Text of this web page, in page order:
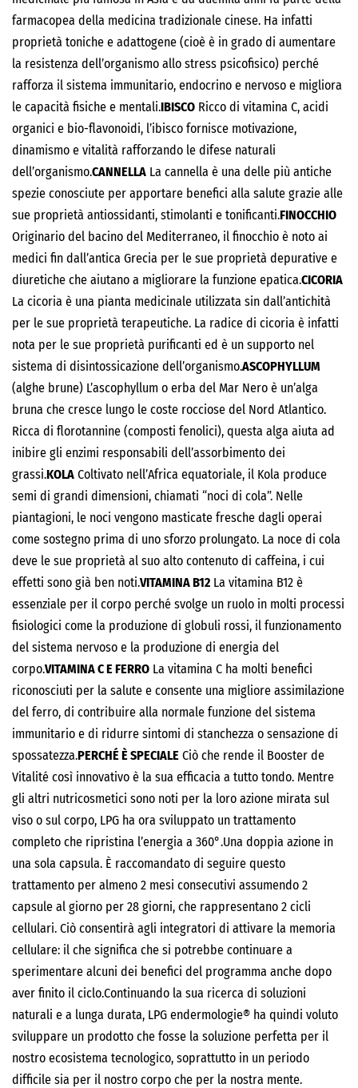
farmacopea della medicina tradizionale cinese. Ha infatti
proprietà toniche e adattogene (cioè è in grado di aumentare
la resistenza dell’organismo allo stress psicofisico) perché
rafforza il sistema immunitario, endocrino e nervoso e migliora
le capacità fisiche e mentali.IBISCO Ricco di vitamina C, acidi
organici e bio-flavonoidi, l’ibisco fornisce motivazione,
dinamismo e vitalità rafforzando le difese naturali
dell’organismo.CANNELLA La cannella è una delle più antiche
spezie conosciute per apportare benefici alla salute grazie alle
sue proprietà antiossidanti, stimolanti e tonificanti.FINOCCHIO
Originario del bacino del Mediterraneo, il finocchio è noto ai
medici fin dall’antica Grecia per le sue proprietà depurative e
diuretiche che aiutano a migliorare la funzione epatica.CICORIA
La cicoria è una pianta medicinale utilizzata sin dall’antichità
per le sue proprietà terapeutiche. La radice di cicoria è infatti
nota per le sue proprietà purificanti ed è un supporto nel
sistema di disintossicazione dell’organismo.ASCOPHYLLUM
(alghe brune) L’ascophyllum o erba del Mar Nero è un’alga
bruna che cresce lungo le coste rocciose del Nord Atlantico.
Ricca di florotannine (composti fenolici), questa alga aiuta ad
inibire gli enzimi responsabili dell’assorbimento dei
grassi.KOLA Coltivato nell’Africa equatoriale, il Kola produce
semi di grandi dimensioni, chiamati “noci di cola”. Nelle
piantagioni, le noci vengono masticate fresche dagli operai
come sostegno prima di uno sforzo prolungato. La noce di cola
deve le sue proprietà al suo alto contenuto di caffeina, i cui
effetti sono già ben noti.VITAMINA B12 La vitamina B12 è
essenziale per il corpo perché svolge un ruolo in molti processi
fisiologici come la produzione di globuli rossi, il funzionamento
del sistema nervoso e la produzione di energia del
corpo.VITAMINA C E FERRO La vitamina C ha molti benefici
riconosciuti per la salute e consente una migliore assimilazione
del ferro, di contribuire alla normale funzione del sistema
immunitario e di ridurre sintomi di stanchezza o sensazione di
spossatezza.PERCHÉ È SPECIALE Ciò che rende il Booster de
Vitalité così innovativo è la sua efficacia a tutto tondo. Mentre
gli altri nutricosmetici sono noti per la loro azione mirata sul
viso o sul corpo, LPG ha ora sviluppato un trattamento
completo che ripristina l’energia a 360°.Una doppia azione in
una sola capsula. È raccomandato di seguire questo
trattamento per almeno 2 mesi consecutivi assumendo 2
capsule al giorno per 28 giorni, che rappresentano 2 cicli
cellulari. Ciò consentirà agli integratori di attivare la memoria
cellulare: il che significa che si potrebbe continuare a
sperimentare alcuni dei benefici del programma anche dopo
aver finito il ciclo.Continuando la sua ricerca di soluzioni
naturali e a lunga durata, LPG endermologie® ha quindi voluto
sviluppare un prodotto che fosse la soluzione perfetta per il
nostro ecosistema tecnologico, soprattutto in un periodo
difficile sia per il nostro corpo che per la nostra mente.